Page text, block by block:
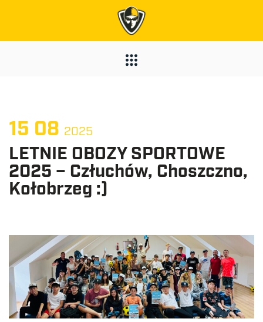
15 08 2025
LETNIE OBOZY SPORTOWE
2025 – Człuchów, Choszczno,
Kołobrzeg :)